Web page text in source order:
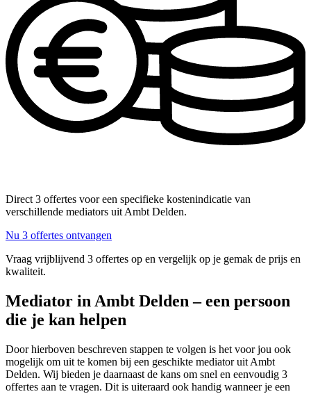
Direct 3 offertes voor een specifieke kostenindicatie van
verschillende mediators uit Ambt Delden.
Nu 3 offertes ontvangen
Vraag vrijblijvend 3 offertes op en vergelijk op je gemak de prijs en
kwaliteit.
Mediator in Ambt Delden – een persoon
die je kan helpen
Door hierboven beschreven stappen te volgen is het voor jou ook
mogelijk om uit te komen bij een geschikte mediator uit Ambt
Delden. Wij bieden je daarnaast de kans om snel en eenvoudig 3
offertes aan te vragen. Dit is uiteraard ook handig wanneer je een